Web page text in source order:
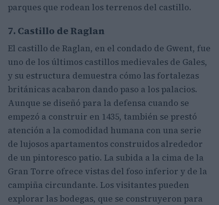
parques que rodean los terrenos del castillo.
7. Castillo de Raglan
El castillo de Raglan, en el condado de Gwent, fue
uno de los últimos castillos medievales de Gales,
y su estructura demuestra cómo las fortalezas
británicas acabaron dando paso a los palacios.
Aunque se diseñó para la defensa cuando se
empezó a construir en 1435, también se prestó
atención a la comodidad humana con una serie
de lujosos apartamentos construidos alrededor
de un pintoresco patio. La subida a la cima de la
Gran Torre ofrece vistas del foso inferior y de la
campiña circundante. Los visitantes pueden
explorar las bodegas, que se construyeron para